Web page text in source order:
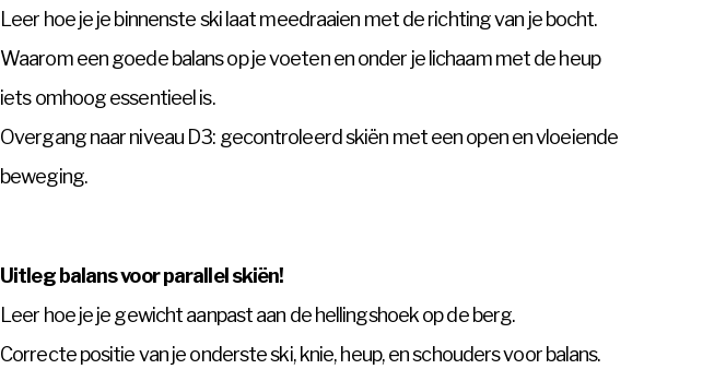
Leer hoe je je binnenste ski laat meedraaien met de richting van je bocht.
Waarom een goede balans op je voeten en onder je lichaam met de heup
iets omhoog essentieel is.
Overgang naar niveau D3: gecontroleerd skiën met een open en vloeiende
beweging.
Uitleg balans voor parallel skiën!
Leer hoe je je gewicht aanpast aan de hellingshoek op de berg.
Correcte positie van je onderste ski, knie, heup, en schouders voor balans.